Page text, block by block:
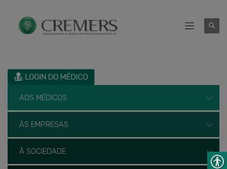
AOS MÉDICOS
ÀS EMPRESAS
À SOCIEDADE